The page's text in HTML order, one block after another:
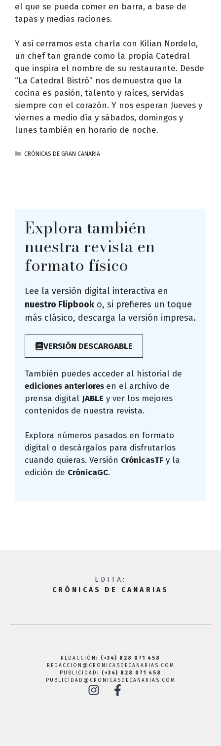
el que se pueda comer en barra, a base de
tapas y medias raciones.
Y así cerramos esta charla con Kilian Nordelo,
un chef tan grande como la propia Catedral
que inspira el nombre de su restaurante. Desde
“La Catedral Bistró” nos demuestra que la
cocina es pasión, talento y raíces, servidas
siempre con el corazón. Y nos esperan Jueves y
viernes a medio día y sábados, domingos y
lunes también en horario de noche.
CATEGORÍAS
CRÓNICAS DE GRAN CANARIA
Explora también
nuestra revista en
formato físico
Lee la versión digital interactiva en
nuestro Flipbook o, si prefieres un toque
más clásico, descarga la versión impresa.
VERSIÓN DESCARGABLE
También puedes acceder al historial de
ediciones anteriores en el archivo de
prensa digital JABLE y ver los mejores
contenidos de nuestra revista.
Explora números pasados en formato
digital o descárgalos para disfrutarlos
cuando quieras. Versión CrónicasTF y la
edición de CrónicaGC.
EDITA:
CRÓNICAS DE CANARIAS
REDACCIÓN: (+34) 828 071 458
REDACCION@CRONICASDECANARIAS.COM
PUBLICIDAD: (+34) 828 071 458
PUBLICIDAD@CRONICASDECANARIAS.COM